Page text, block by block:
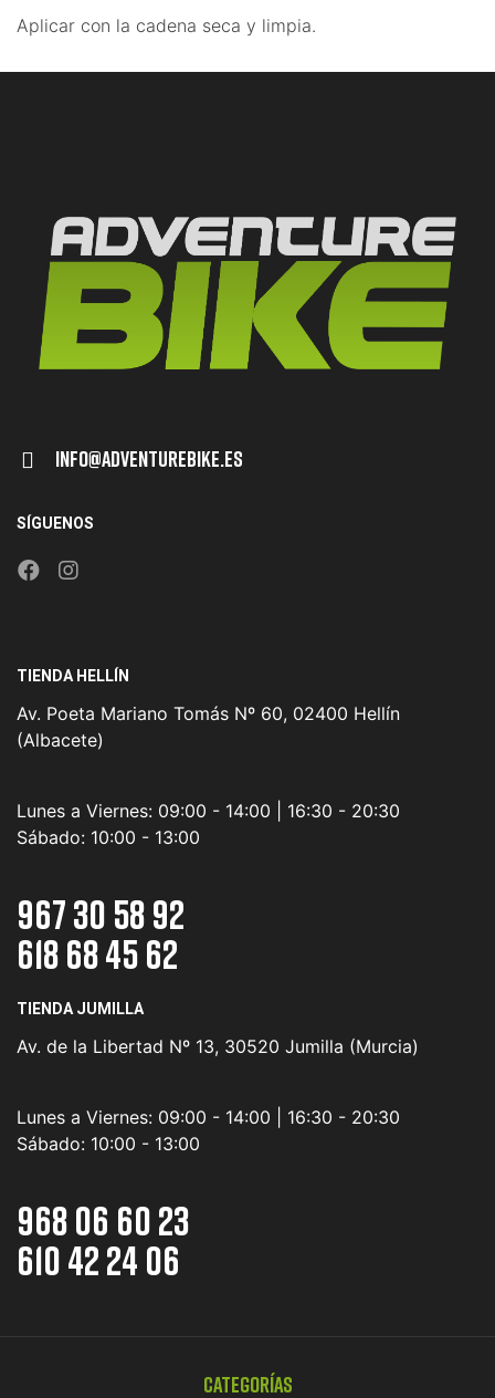
Aplicar con la cadena seca y limpia.
Info@adventurebike.es
SÍGUENOS
TIENDA HELLÍN
Av. Poeta Mariano Tomás Nº 60, 02400 Hellín
(Albacete)
Lunes a Viernes: 09:00 - 14:00 | 16:30 - 20:30
Sábado: 10:00 - 13:00
967 30 58 92
618 68 45 62
TIENDA JUMILLA
Av. de la Libertad Nº 13, 30520 Jumilla (Murcia)
Lunes a Viernes: 09:00 - 14:00 | 16:30 - 20:30
Sábado: 10:00 - 13:00
968 06 60 23
610 42 24 06
Categorías